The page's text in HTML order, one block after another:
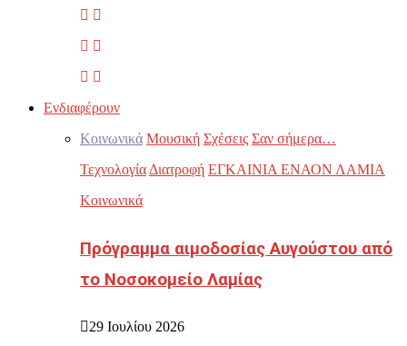
Ενδιαφέρουν
Κοινωνικά Μουσική Σχέσεις Σαν σήμερα…
Τεχνολογία Διατροφή ΕΓΚΑΙΝΙΑ ΕΝΑΟΝ ΛΑΜΙΑ
Κοινωνικά
Πρόγραμμα αιμοδοσίας Αυγούστου από
το Νοσοκομείο Λαμίας
29 Ιουλίου 2026